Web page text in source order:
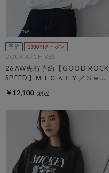
DOUX ARCHIVES
26AW先行予約【GOOD ROCK
SPEED】ＭＩＣＫＥＹ／Ｓｗｅ
￥12,100